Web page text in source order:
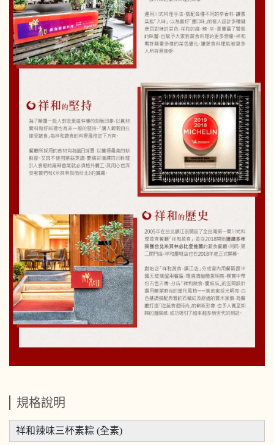
規格說明
祥和辣味三杯素粽 (全素)